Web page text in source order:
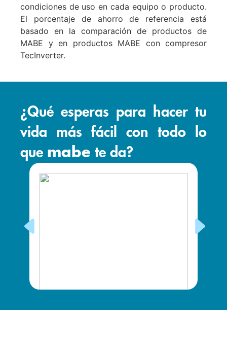
condiciones de uso en cada equipo o producto.
El porcentaje de ahorro de referencia está
basado en la comparación de productos de
MABE y en productos MABE con compresor
TecInverter.
¿Qué esperas para hacer tu
vida más fácil con todo lo
que mabe te da?